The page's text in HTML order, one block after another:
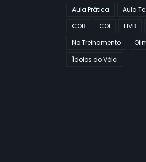
Aula Prática Aula
COB
COI FIVB
No Treinamento
Ídolos do Vôlei